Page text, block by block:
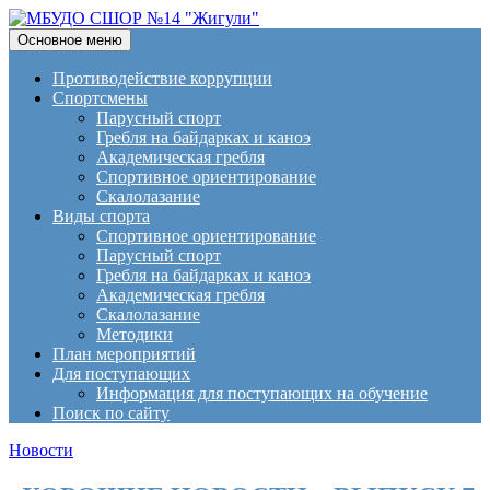
МБУДО СШОР №14
"Жигули"
Поиск
Основное меню Перейти
к
содержимому
Противодействие коррупции
Спортсмены
Парусный спорт
Гребля на байдарках и каноэ
Академическая гребля
Спортивное ориентирование
Скалолазание
Виды спорта
Спортивное ориентирование
Парусный спорт
Гребля на байдарках и каноэ
Академическая гребля
Скалолазание
Методики
План мероприятий
Для поступающих
Информация для поступающих на обучение
Поиск по сайту
Новости